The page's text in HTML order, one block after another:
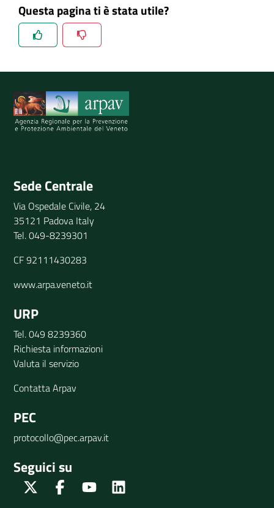
Questa pagina ti è stata utile?
Spiegaci perchè, e aiutaci a migliorare il servizio
Sede Centrale
Via Ospedale Civile, 24
35121 Padova Italy
Tel. 049-8239301
CF 92111430283
www.arpa.veneto.it
URP
Tel. 049 8239360
Richiesta informazioni
Valuta il servizio
Contatta Arpav
PEC
protocollo@pec.arpav.it
Seguici su
Twitter FacebookYoutube